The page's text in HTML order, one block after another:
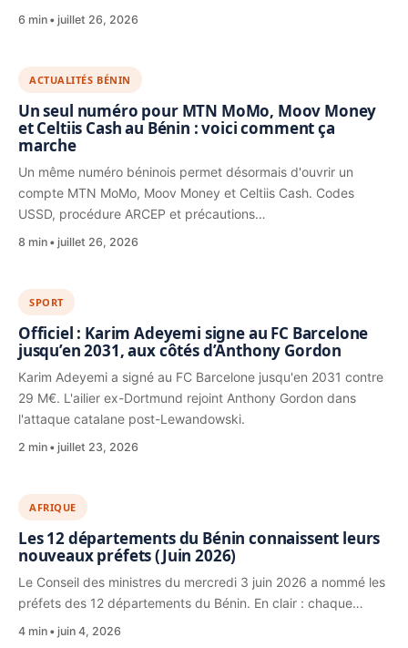
6 min juillet 26, 2026
ACTUALITÉS BÉNIN
Un seul numéro pour MTN MoMo, Moov Money
et Celtiis Cash au Bénin : voici comment ça
marche
Un même numéro béninois permet désormais d'ouvrir un
compte MTN MoMo, Moov Money et Celtiis Cash. Codes
USSD, procédure ARCEP et précautions…
8 min juillet 26, 2026
SPORT
Officiel : Karim Adeyemi signe au FC Barcelone
jusqu’en 2031, aux côtés d’Anthony Gordon
Karim Adeyemi a signé au FC Barcelone jusqu'en 2031 contre
29 M€. L'ailier ex-Dortmund rejoint Anthony Gordon dans
l'attaque catalane post-Lewandowski.
2 min juillet 23, 2026
AFRIQUE
Les 12 départements du Bénin connaissent leurs
nouveaux préfets (Juin 2026)
Le Conseil des ministres du mercredi 3 juin 2026 a nommé les
préfets des 12 départements du Bénin. En clair : chaque…
4 min juin 4, 2026